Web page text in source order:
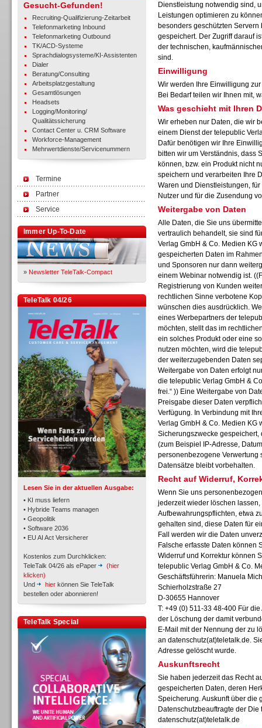
Gesucht-Gefunden!
Recruiting-Qualifizierung-Zeitarbeit
Telefonmarketing Inbound
Telefonmarketing Outbound
TK/ACD-Systeme
Sprachdialogsysteme/KI-Assistenten
Dialer
Beratung/Consulting
Arbeitsplatzgestaltung
Gesamtlösungen
Headsets
Logging/Monitoring/
Qualitätssicherung
Contact Center u. CRM Software
Workforce-Management
Mehrwertdienste/Servicenummern
Termine
Partner
Service
Immer Up-To-Date
» Newsletter TeleTalk-Compact
TeleTalk 04/26
Lesen Sie in der aktuellen Ausgabe:
• KI muss liefern
• Hybride Teams managen
• Geopolitik
• Software 2036
• EU AI Act Versicherer
Kostenlos zum Durchklicken:
TeleTalk 04/26 als ePaper
(hier
klicken)
Und
hier können Sie TeleTalk
bestellen oder abonnieren!
TeleTalk Special
TK- und ACD-Systeme
Workforce-Management
Personal
Personal
Dienstleistung notwendig sind,
Leistungen optimieren zu
besonders geschützten
gespeichert. Der Zugriff darauf
der technischen,
sind.
Einwilligung
Wir werden Ihre Einwilligung
Bei Bedarf teilen wir Ihnen mit,
Was geschieht mit Ihren
Wir erheben nur Daten, die wir
einem Dienst der telepublic
Dafür benötigen wir Ihre
bitten wir um Verständnis, dass
können, bzw. ein Produkt nicht
speichern und verarbeiten Ihre
Waren und Dienstleistungen,
Nutzer und für die Zusendung
Weitergabe von Daten
Alle Daten, die Sie uns
vertraulich behandelt, sie sind
Verlag GmbH & Co. Medien KG
gespeicherten Daten im
und Sponsoren nur dann
einem Webinar notwendig ist.
Registrierung von Kunden
rechtlichen Sinne verbotene
wünschen dies ausdrücklich.
eines Werbepartners der
möchten, stellt das im
ein solches Produkt oder eine
nutzen möchten, wird die
der weiterzugebenden Daten
Weitergabe von Daten erfolgt
die telepublic Verlag GmbH &
frei.“ )) Eine Weitergabe von
Preisgabe dieser Daten
Verfügung. In Verbindung mit
Verlag GmbH & Co. Medien KG
Sicherungszwecke
(zum Beispiel IP-Adresse,
personenbezogene Verwertung
Datensätze bleibt vorbehalten.
Recht auf Widerruf,
Wenn Sie uns
jederzeit wieder löschen
Aufbewahrungspflichten, etwa
gehalten sind, diese Daten für
Fall werden wir die Daten
Falsche erfasste Daten können
Widerruf und Korrektur können
telepublic Verlag GmbH & Co.
Geschäftsführerin: Manuela
Schierholzstraße 27
D-30655 Hannover
T: +49 (0) 511-33 48-400 Für
der Löschung der damit
E-Mail mit der Nennung der zu
an datenschutz(at)teletalk.de.
Adresse gelöscht wurde.
Auskunftsrecht
Sie haben jederzeit das Recht
gespeicherten Daten, deren
Speicherung. Auskunft über die
Datenschutzbeauftragte der
datenschutz(at)teletalk.de